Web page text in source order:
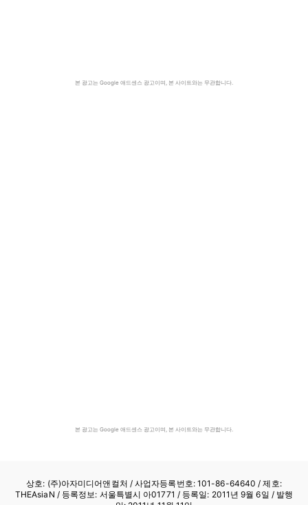
본 광고는 Google 애드센스 광고이며, 본 사이트와는 무관합니다.
본 광고는 Google 애드센스 광고이며, 본 사이트와는 무관합니다.
상호: (주)아자미디어앤컬처 /사업자등록번호: 101-86-64640 / 제호:
THEAsiaN / 등록정보: 서울특별시 아01771 / 등록일: 2011년 9월 6일 / 발행